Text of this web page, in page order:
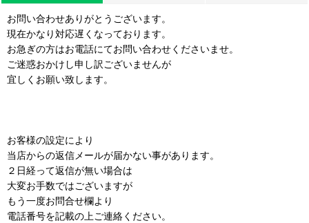
お問い合わせありがとうございます。
現在かなり対応遅くなっております。
お急ぎの方はお電話にてお問い合わせくださいませ。
ご迷惑おかけし申し訳ございませんが
宜しくお願い致します。
お客様の設定により
当店からの返信メールが届かない事があります。
２日経って返信が無い場合は
大変お手数ではございますが
もう一度お問合せ欄より
電話番号を記載の上ご連絡ください。